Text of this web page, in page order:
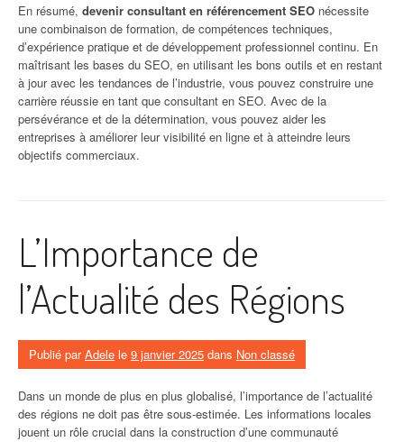
En résumé, devenir consultant en référencement SEO nécessite
une combinaison de formation, de compétences techniques,
d’expérience pratique et de développement professionnel continu. En
maîtrisant les bases du SEO, en utilisant les bons outils et en restant
à jour avec les tendances de l’industrie, vous pouvez construire une
carrière réussie en tant que consultant en SEO. Avec de la
persévérance et de la détermination, vous pouvez aider les
entreprises à améliorer leur visibilité en ligne et à atteindre leurs
objectifs commerciaux.
L’Importance de
l’Actualité des Régions
Publié parAdele le 9 janvier 2025 dans Non classé
Dans un monde de plus en plus globalisé, l’importance de l’actualité
des régions ne doit pas être sous-estimée. Les informations locales
jouent un rôle crucial dans la construction d’une communauté